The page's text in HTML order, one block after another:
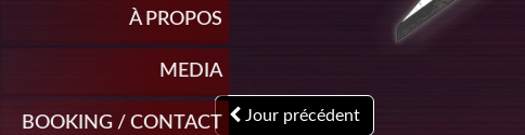
À PROPOS
MEDIA
BOOKING / CONTACT Jour précédent